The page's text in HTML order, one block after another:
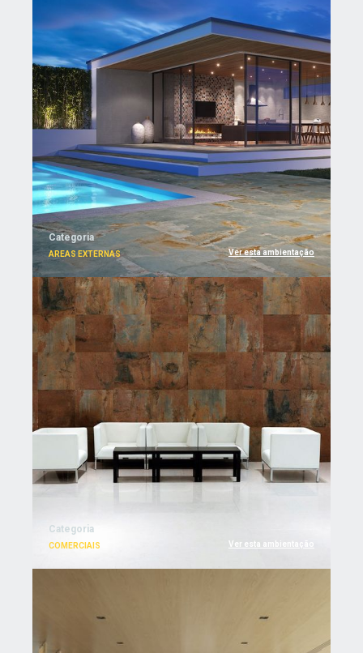
Categoria
AREAS EXTERNAS Ver esta ambientação
Categoria
COMERCIAIS Ver esta ambientação